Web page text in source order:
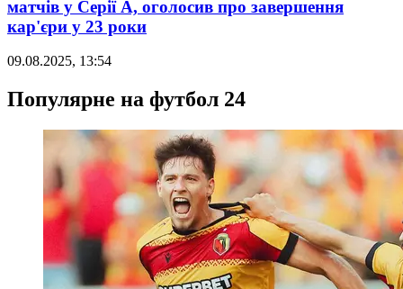
матчів у Серії А, оголосив про завершення
кар'єри у 23 роки
09.08.2025, 13:54
Популярне на футбол 24